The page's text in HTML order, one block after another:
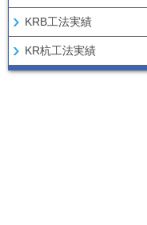
KRB工法実績
KR杭工法実績